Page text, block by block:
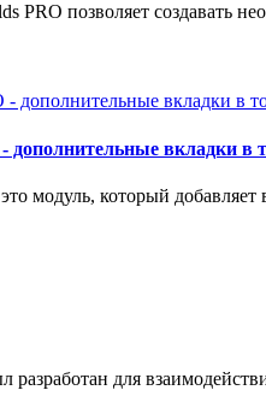
PRO позволяет создавать
дополнительные вкладки в
модуль, который добавляет
разработан для